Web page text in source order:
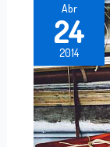
Abr
24
2014